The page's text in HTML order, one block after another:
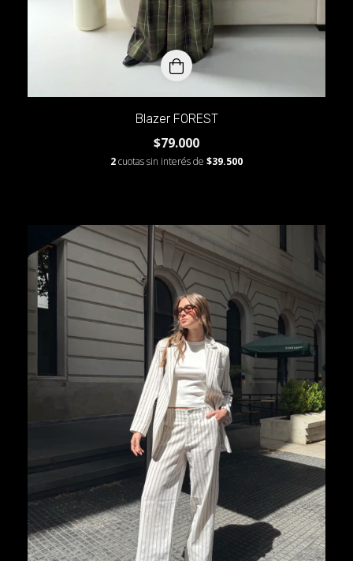
Blazer FOREST
$79.000
2cuotas sin interés de $39.500